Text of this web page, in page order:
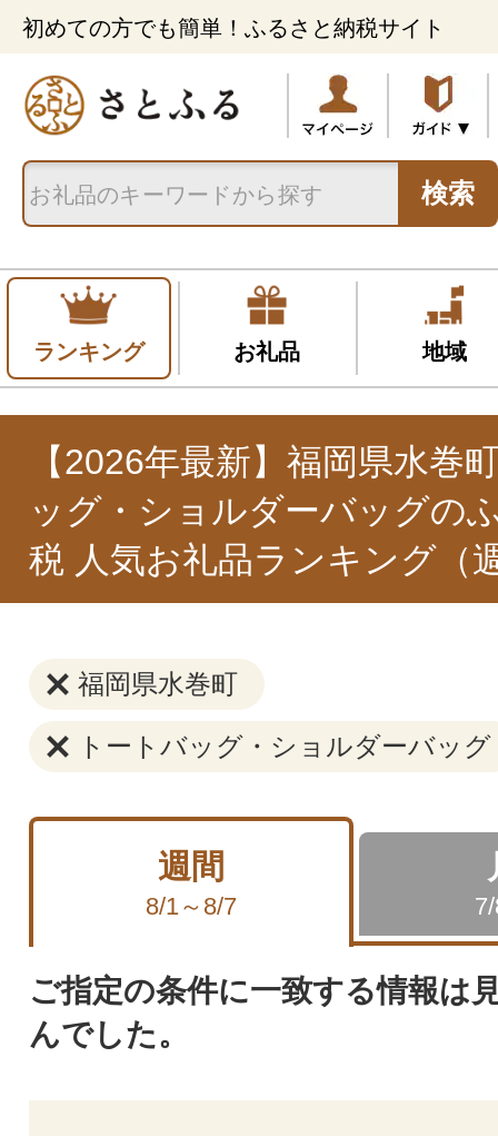
初めての方でも簡単！ふるさと納税サイト
検索
ランキング お礼品 地域
【2026年最新】福岡県水巻
ッグ・ショルダーバッグの
税 人気お礼品ランキング（
福岡県水巻町
トートバッグ・ショルダーバッグ
週間
8/1～8/7
ご指定の条件に一致する情報は
んでした。